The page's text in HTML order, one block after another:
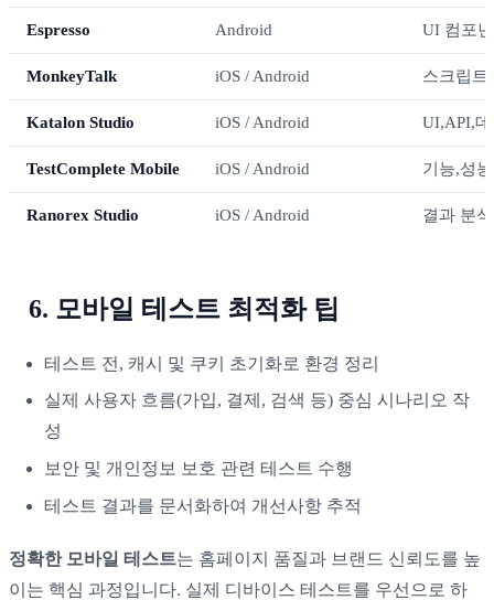
Espresso Android UI 컴포
MonkeyTalk iOS / Android 스크립트
Katalon Studio iOS / Android UI,API,
TestComplete Mobile iOS / Android 기능,성
Ranorex Studio iOS / Android 결과 분
6. 모바일 테스트 최적화 팁
테스트 전, 캐시 및 쿠키 초기화로 환경 정리
실제 사용자 흐름(가입, 결제, 검색 등) 중심 시나리오 작
성
보안 및 개인정보 보호 관련 테스트 수행
테스트 결과를 문서화하여 개선사항 추적
정확한 모바일 테스트는 홈페이지 품질과 브랜드 신뢰도를 높
이는 핵심 과정입니다. 실제 디바이스 테스트를 우선으로 하